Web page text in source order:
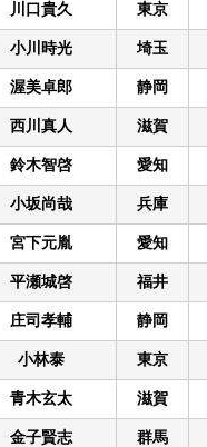
川口貴久 東京
小川時光 埼玉
渥美卓郎 静岡
西川真人 滋賀
鈴木智啓 愛知
小坂尚哉 兵庫
宮下元胤 愛知
平瀬城啓 福井
庄司孝輔 静岡
小林泰 東京
青木玄太 滋賀
金子賢志 群馬